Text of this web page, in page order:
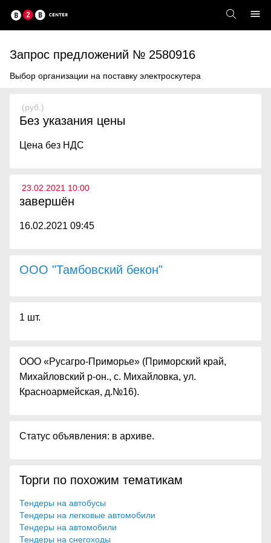
Запрос предложений № 2580916
Выбор организации на поставку электроскутера
(руб.)
Без указания цены
Цена без НДС
23.02.2021 10:00
завершён
16.02.2021 09:45
ООО "Тамбовский бекон"
1 шт.
ООО «Русагро-Приморье» (Приморский край,
Михайловский р-он., с. Михайловка, ул.
Красноармейская, д.№16).
Статус объявления: в архиве.
Торги по похожим тематикам
Тендеры на автобусы
Тендеры на легковые автомобили
Тендеры на автомобили
Тендеры на снегоходы